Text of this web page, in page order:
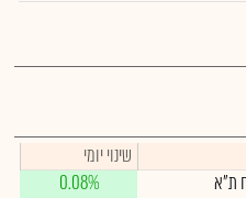
שינוי יומי
ת"א 0.08%